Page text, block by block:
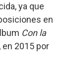
ya que
en
Con la
en 2015 por